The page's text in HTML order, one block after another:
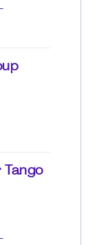
Tango